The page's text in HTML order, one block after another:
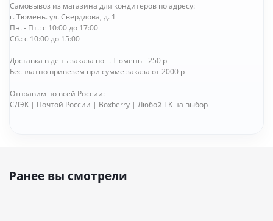
Самовывоз из магазина для кондитеров по адресу:
г. Тюмень. ул. Свердлова, д. 1
Пн. - Пт.: с 10:00 до 17:00
Сб.: с 10:00 до 15:00
Доставка в день заказа по г. Тюмень - 250 р
Бесплатно привезем при сумме заказа от 2000 р
Отправим по всей России:
СДЭК | Почтой России | Boxberry | Любой ТК на выбор
Ранее вы смотрели